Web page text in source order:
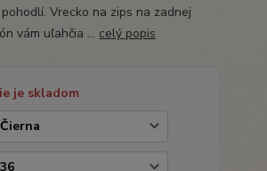
Vrecko na zips na zadnej
vám uľahčia ... celý popis
je skladom